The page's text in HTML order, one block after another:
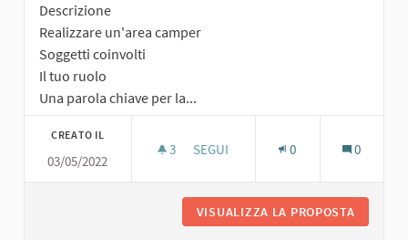
Descrizione
Realizzare un'area camper
Soggetti coinvolti
Il tuo ruolo
Una parola chiave per la...
CREATO IL
03/05/2022
3 3 SOSTENITORI
SEGUI 0 0
VISUALIZZA LA PROPOSTA